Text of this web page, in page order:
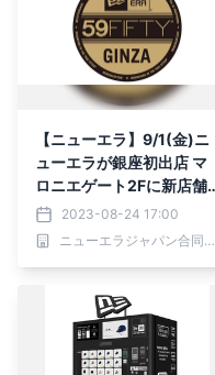
【ニューエラ】9/1(金)ニ
ューエラが銀座初出店 マ
ロニエゲート2Fに新店舗
をオープン | 同日よりJR札
幌駅にニューエラの自動販
売機も設置開始
2023-08-24 17:00
ニューエラジャパン合同会社